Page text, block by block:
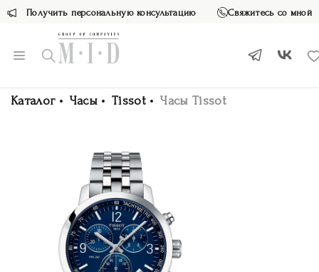
Получить персональную консультацию Свяжитесь со мной
Каталог Часы Tissot Часы Tissot